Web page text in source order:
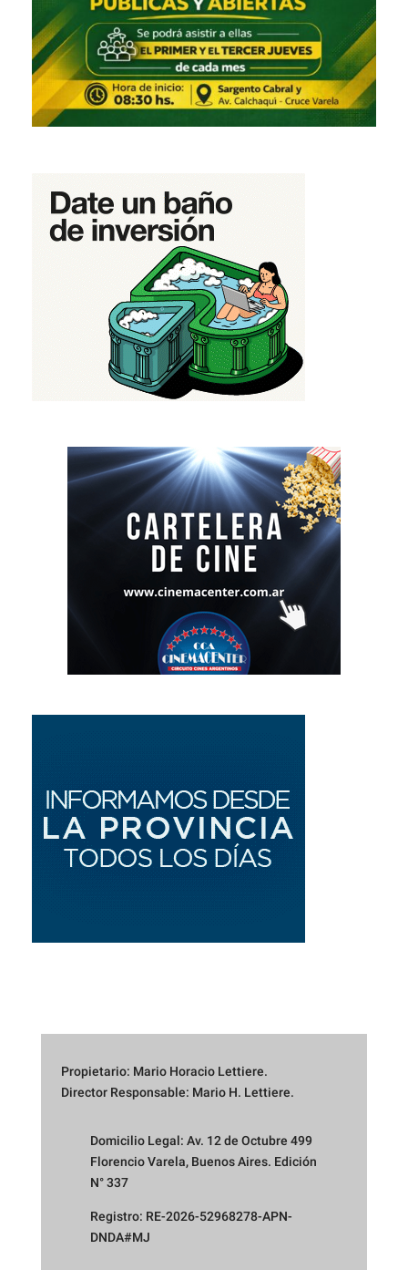
Propietario: Mario Horacio Lettiere.
Director Responsable: Mario H. Lettiere.
Domicilio Legal: Av. 12 de Octubre 499
Florencio Varela, Buenos Aires. Edición
N° 337
Registro: RE-2026-52968278-APN-
DNDA#MJ